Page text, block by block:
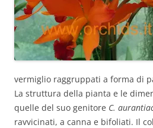
vermiglio raggruppati a forma di
La struttura della pianta e le
quelle del suo genitore C.
ravvicinati, a canna e bifoliati. Il